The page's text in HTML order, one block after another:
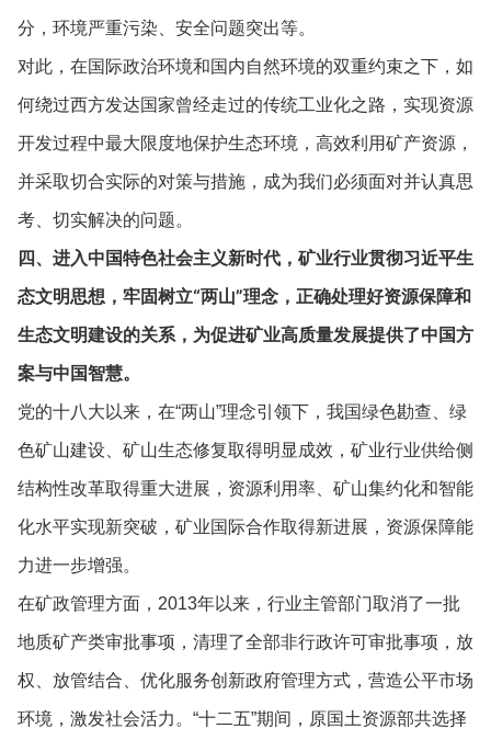
分，环境严重污染、安全问题突出等。
对此，在国际政治环境和国内自然环境的双重约束之下，如
何绕过西方发达国家曾经走过的传统工业化之路，实现资源
开发过程中最大限度地保护生态环境，高效利用矿产资源，
并采取切合实际的对策与措施，成为我们必须面对并认真思
考、切实解决的问题。
四、进入中国特色社会主义新时代，矿业行业贯彻习近平生
态文明思想，牢固树立“两山”理念，正确处理好资源保障和
生态文明建设的关系，为促进矿业高质量发展提供了中国方
案与中国智慧。
党的十八大以来，在“两山”理念引领下，我国绿色勘查、绿
色矿山建设、矿山生态修复取得明显成效，矿业行业供给侧
结构性改革取得重大进展，资源利用率、矿山集约化和智能
化水平实现新突破，矿业国际合作取得新进展，资源保障能
力进一步增强。
在矿政管理方面，2013年以来，行业主管部门取消了一批
地质矿产类审批事项，清理了全部非行政许可审批事项，放
权、放管结合、优化服务创新政府管理方式，营造公平市场
环境，激发社会活力。“十二五”期间，原国土资源部共选择